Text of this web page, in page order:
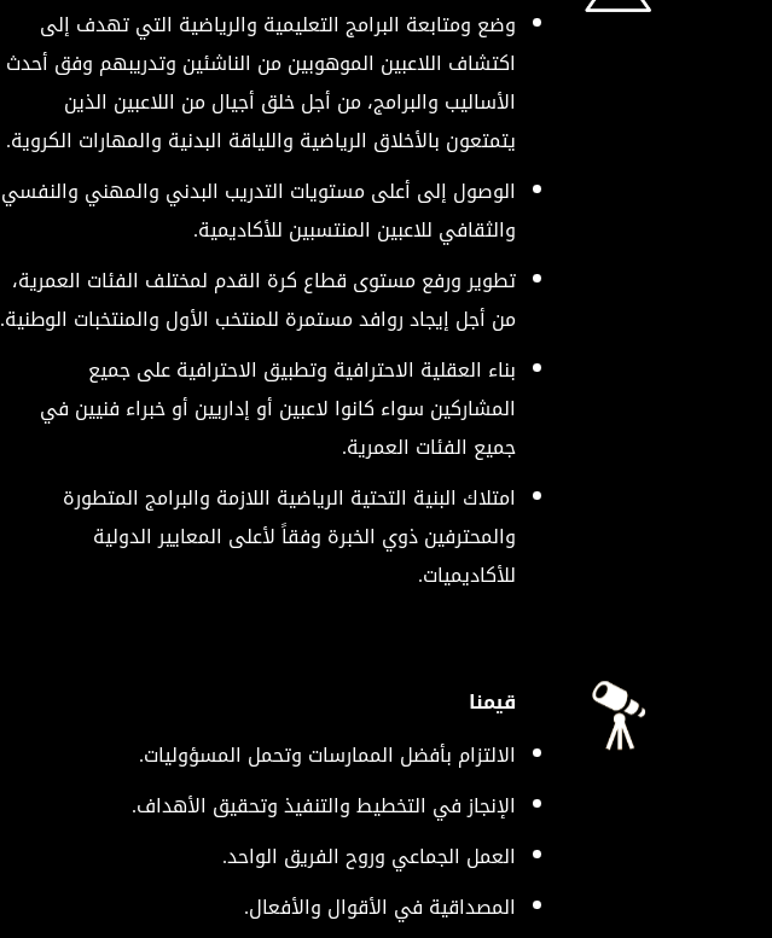
وضع ومتابعة البرامج التعليمية والرياضية التي تهدف إلى
اكتشاف اللاعبين الموهوبين من الناشئين وتدريبهم وفق أحدث
الأساليب والبرامج، من أجل خلق أجيال من اللاعبين الذين
يتمتعون بالأخلاق الرياضية واللياقة البدنية والمهارات الكروية.
الوصول إلى أعلى مستويات التدريب البدني والمهني والنفسي
والثقافي للاعبين المنتسبين للأكاديمية.
تطوير ورفع مستوى قطاع كرة القدم لمختلف الفئات العمرية،
من أجل إيجاد روافد مستمرة للمنتخب الأول والمنتخبات الوطنية.
بناء العقلية الاحترافية وتطبيق الاحترافية على جميع
المشاركين سواء كانوا لاعبين أو إداريين أو خبراء فنيين في
جميع الفئات العمرية.
امتلاك البنية التحتية الرياضية اللازمة والبرامج المتطورة
والمحترفين ذوي الخبرة وفقاً لأعلى المعايير الدولية
للأكاديميات.
قيمنا
الالتزام بأفضل الممارسات وتحمل المسؤوليات.
الإنجاز في التخطيط والتنفيذ وتحقيق الأهداف.
العمل الجماعي وروح الفريق الواحد.
المصداقية في الأقوال والأفعال.